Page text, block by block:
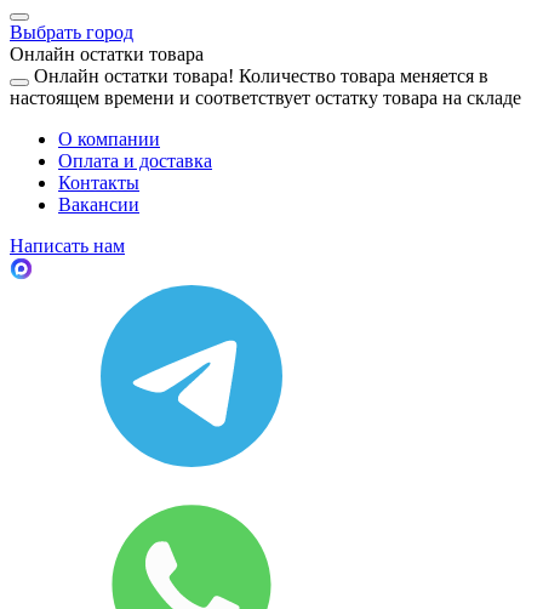
Выбрать город
Онлайн остатки товара
Онлайн остатки товара! Количество товара меняется в
настоящем времени и соответствует остатку товара на складе
О компании
Оплата и доставка
Контакты
Вакансии
Написать нам